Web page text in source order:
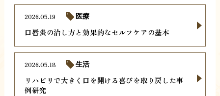
口唇炎の治し方と効果的なセルフケアの基本
2026.05.19 医療
リハビリで大きく口を開ける喜びを取り戻した事
例研究
2026.05.18 生活